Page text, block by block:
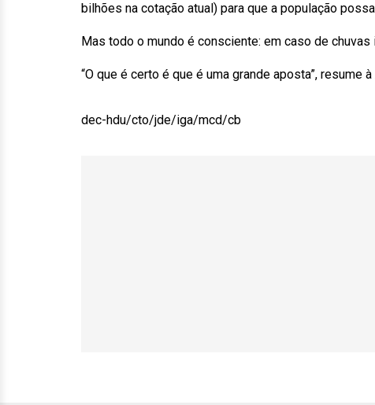
bilhões na cotação atual) para que a população
Mas todo o mundo é consciente: em caso de
“O que é certo é que é uma grande aposta”, resume
dec-hdu/cto/jde/iga/mcd/cb